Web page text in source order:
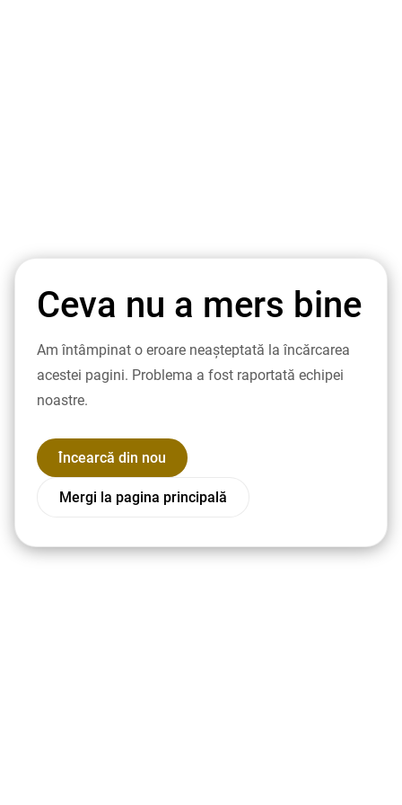
Ceva nu a mers bine
Am întâmpinat o eroare neașteptată la încărcarea
acestei pagini. Problema a fost raportată echipei
noastre.
Încearcă din nou
Mergi la pagina principală